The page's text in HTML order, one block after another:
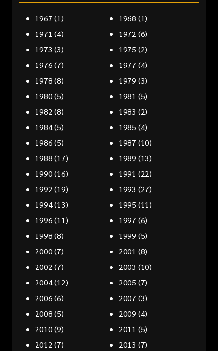
1967 (1) 1968 (1)
1971 (4) 1972 (6)
1973 (3) 1975 (2)
1976 (7) 1977 (4)
1978 (8) 1979 (3)
1980 (5) 1981 (5)
1982 (8) 1983 (2)
1984(5) 1985 (4)
1986 (5) 1987 (10)
1988 (17) 1989 (13)
1990 (16) 1991 (22)
1992 (19) 1993 (27)
1994(13) 1995 (11)
1996 (11) 1997 (6)
1998 (8) 1999 (5)
2000 (7) 2001 (8)
2002 (7) 2003 (10)
2004(12) 2005 (7)
2006 (6) 2007 (3)
2008 (5) 2009 (4)
2010 (9) 2011 (5)
2012 (7) 2013 (7)